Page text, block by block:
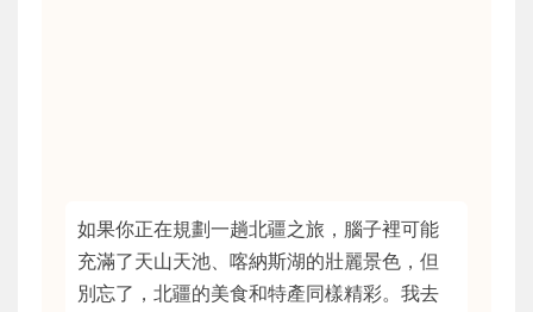
如果你正在規劃一趟北疆之旅，腦子裡可能
充滿了天山天池、喀納斯湖的壯麗景色，但
別忘了，北疆的美食和特產同樣精彩。我去